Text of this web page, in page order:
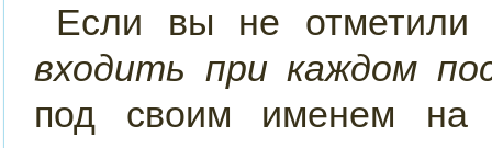
Если вы не
входить при каждом
под своим именем на